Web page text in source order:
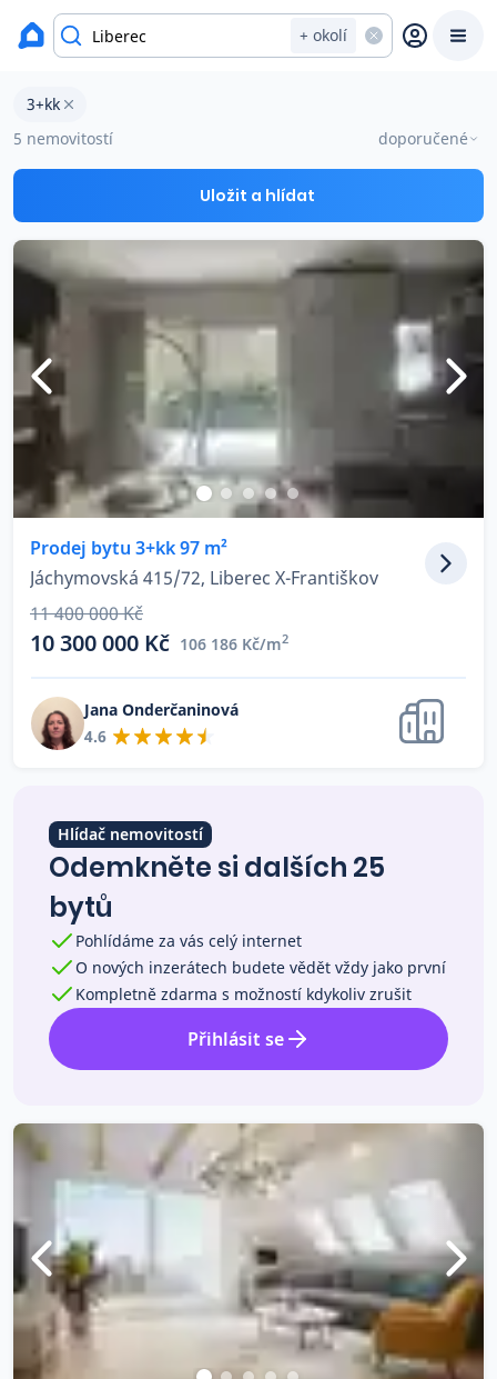
+ okolí
Prodat
Prodej s Reas.cz
Ceny prodaných nemovitostí
Okamžitý výkup
Přehled realitních makléřů
Co říkají naši zákazníci
Blog
O nás
Kariéra
okres Liberec
Byty 3+kk na prodej Liberec
3+kk
5 nemovitostí
doporučené
Uložit a hlídat
Prodej bytu 3+kk 97 m²
Jáchymovská 415/72, Liberec X-Františkov
11 400 000 Kč
10 300 000 Kč 106 186 Kč/m2
Jana Onderčaninová
4.6
Hlídač nemovitostí
Odemkněte si dalších 25
bytů
Pohlídáme za vás celý internet
O nových inzerátech budete vědět vždy jako první
Kompletně zdarma s možností kdykoliv zrušit
Přihlásit se